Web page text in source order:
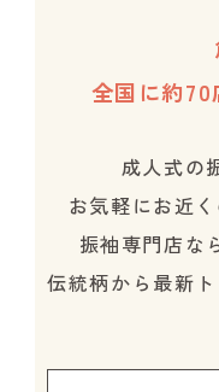
全国に約
成人式の
お気軽にお近
振袖専門店な
伝統柄から最新